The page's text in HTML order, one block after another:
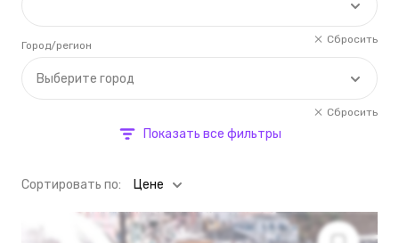
Сбросить
Выберите город
Город/регион
Сбросить
Показать все фильтры
Cортировать по: Цене